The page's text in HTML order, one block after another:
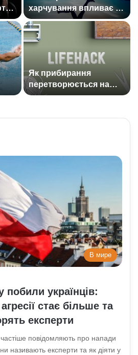
харчування впливає на
тіло: протеїни та
добавки у реальних
результатах тренувань
Як прибирання
перетворюється на
тренування: господині
спалюють калорії
В мире
побили українців:
стає більше та
експерти
повідомляють про напади
називають експерти та як діяти у